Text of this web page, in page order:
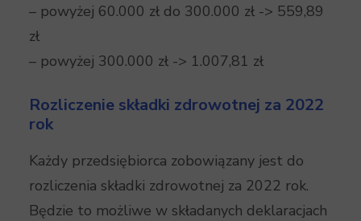
– powyżej 60.000 zł do 300.000 zł -> 559,89
zł
– powyżej 300.000 zł -> 1.007,81 zł
Rozliczenie składki zdrowotnej za 2022
rok
Każdy przedsiębiorca zobowiązany jest do
rozliczenia składki zdrowotnej za 2022 rok.
Będzie to możliwe w składanych deklaracjach